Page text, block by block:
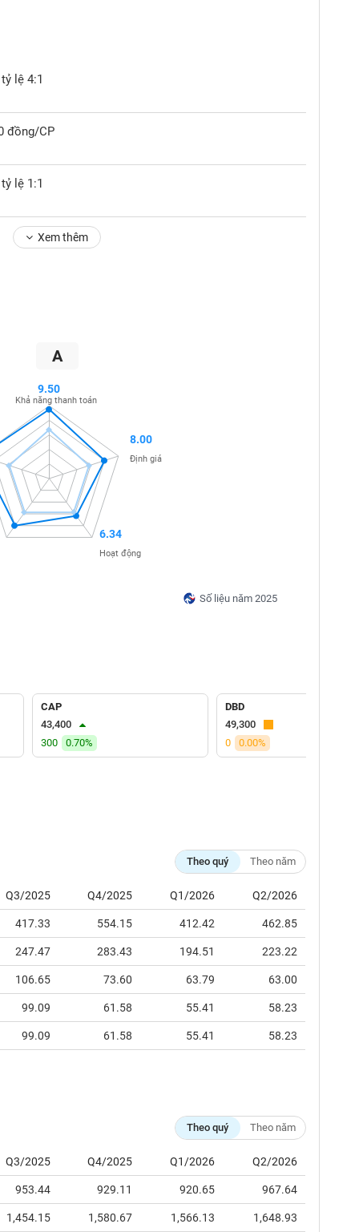
lệ 4:1
đồng/CP
lệ 1:1
Xem thêm
A
Số liệu năm 2025
9.50
Khả năng thanh toán
8.00
Định giá
6.34
Hoạt động
CAP
43,400
300
0.70%
DBD
49,300
0
0.00%
Theo quý Theo năm
Q3/2025 Q4/2025 Q1/2026 Q2/2026
417.33 554.15 412.42 462.85
247.47 283.43 194.51 223.22
106.65 73.60 63.79 63.00
99.09 61.58 55.41 58.23
99.09 61.58 55.41 58.23
Theo quý Theo năm
Q3/2025 Q4/2025 Q1/2026 Q2/2026
953.44 929.11 920.65 967.64
1,454.15 1,580.67 1,566.13 1,648.93